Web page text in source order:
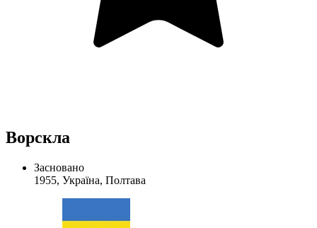
Ворскла
Засновано
1955, Україна, Полтава